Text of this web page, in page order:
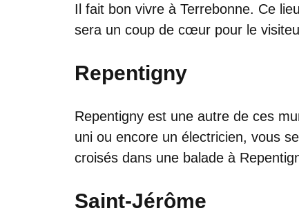
Il fait bon vivre à Terrebonne. Ce
sera un coup de cœur pour le
Repentigny
Repentigny est une autre de ces
uni ou encore un électricien, vous
croisés dans une balade à
Saint-Jérôme